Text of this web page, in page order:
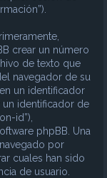
crear un número
de texto que
navegador de su
un identificador
un identificador de
id”),
phpBB. Una
por
cuales han sido
de usuario.